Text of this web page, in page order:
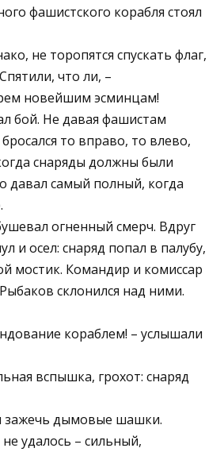
фашистского корабля стоял
не торопятся спускать флаг,
что ли, –
новейшим эсминцам!
бой. Не давая фашистам
то вправо, то влево,
снаряды должны были
давал самый полный, когда
огненный смерч. Вдруг
и осел: снаряд попал в палубу,
мостик. Командир и комиссар
склонился над ними.
кораблем! – услышали
вспышка, грохот: снаряд
зажечь дымовые шашки.
удалось – сильный,